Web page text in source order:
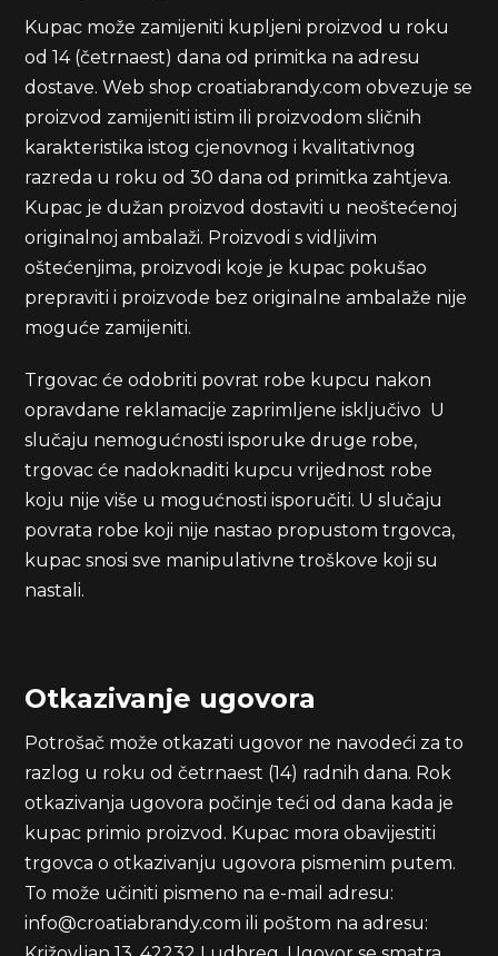
Kupac može zamijeniti kupljeni proizvod u roku
od 14 (četrnaest) dana od primitka na adresu
dostave. Web shop croatiabrandy.com obvezuje se
proizvod zamijeniti istim ili proizvodom sličnih
karakteristika istog cjenovnog i kvalitativnog
razreda u roku od 30 dana od primitka zahtjeva.
Kupac je dužan proizvod dostaviti u neoštećenoj
originalnoj ambalaži. Proizvodi s vidljivim
oštećenjima, proizvodi koje je kupac pokušao
prepraviti i proizvode bez originalne ambalaže nije
moguće zamijeniti.
Trgovac će odobriti povrat robe kupcu nakon
opravdane reklamacije zaprimljene isključivo U
slučaju nemogućnosti isporuke druge robe,
trgovac će nadoknaditi kupcu vrijednost robe
koju nije više u mogućnosti isporučiti. U slučaju
povrata robe koji nije nastao propustom trgovca,
kupac snosi sve manipulativne troškove koji su
nastali.
Otkazivanje ugovora
Potrošač može otkazati ugovor ne navodeći za to
razlog u roku od četrnaest (14) radnih dana. Rok
otkazivanja ugovora počinje teći od dana kada je
kupac primio proizvod. Kupac mora obavijestiti
trgovca o otkazivanju ugovora pismenim putem.
To može učiniti pismeno na e-mail adresu:
info@croatiabrandy.com ili poštom na adresu: